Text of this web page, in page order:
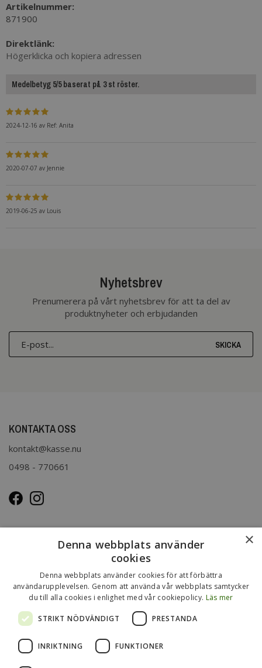
Artikelnummer:
871900
Direktlänk:
Högerklicka och kopiera adressen
Medelbetyg 5/5 baserat på 3 st röster.
2024-12-16 av Ref: Anita
2020-07-07 av Jennie
2019-06-25 av Louis
Nyhetsbrev
Prenumerera på vårt nyhetsbrev för att ta del av
produktnyheter och erbjudanden
SKICKA
KONTAKTA OSS
kontakt@kasse.nu
0498 - 770661
Kasse.nu drivs och ägs av Immenco AB i Visby, Gotland.
Immenco AB har sedan 1979 bedrivit grossistförsäljning av
förpackningar, presentartiklar, vykort m.m. Mer om vårt
övriga sortiment finns
påwww.gotlandsgrossisten.seoch
×
Denna webbplats använder
cookies
Denna webbplats använder cookies för att förbättra
användarupplevelsen. Genom att använda vår webbplats samtycker
du till alla cookies i enlighet med vår cookiepolicy. Läs mer
STRIKT NÖDVÄNDIGT PRESTANDA
INRIKTNING FUNKTIONER